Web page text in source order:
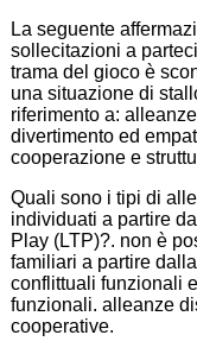
La seguente
sollecitazioni a
trama del gioco è
una situazione di
riferimento a:
divertimento ed
cooperazione e
Quali sono i tipi di
individuati a partire
Play (LTP)?. non è
familiari a partire
conflittuali funzionali
funzionali. alleanze
cooperative.